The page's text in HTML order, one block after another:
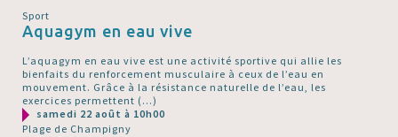
Sport
Aquagym en eau vive
L’aquagym en eau vive est une activité sportive qui allie les
bienfaits du renforcement musculaire à ceux de l’eau en
mouvement. Grâce à la résistance naturelle de l’eau, les
exercices permettent (…)
samedi 22 août à 10h00
Plage de Champigny